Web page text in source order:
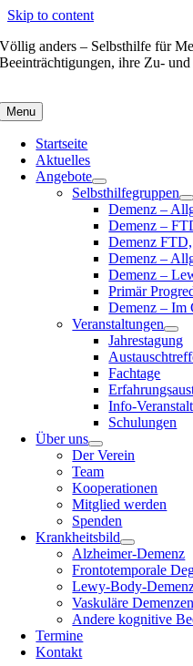
Skip to content
Völlig anders – Selbsthilfe für
Beeinträchtigungen, ihre Zu-
Menu
Startseite
Aktuelles
Angebote
Selbsthilfegruppen
Demenz –
Demenz –
Demenz
Demenz –
Demenz –
Primär
Demenz – Im
Veranstaltungen
Jahrestagung
Fachtage
Info-
Schulungen
Über uns
Der Verein
Team
Kooperationen
Mitglied werden
Spenden
Krankheitsbild
Alzheimer-Demenz
Frontotemporale
Lewy-Body-
Vaskuläre Demenzen
Andere kognitive
Termine
Kontakt